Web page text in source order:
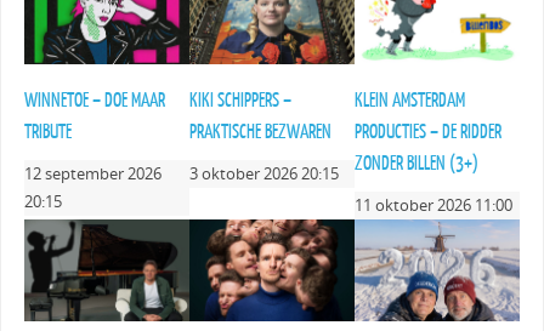
WINNETOE – DOE MAAR
TRIBUTE
12 september 2026
20:15
KIKI SCHIPPERS –
PRAKTISCHE BEZWAREN
3 oktober 2026 20:15
KLEIN AMSTERDAM
PRODUCTIES – DE RIDDER
ZONDER BILLEN (3+)
11 oktober 2026 11:00